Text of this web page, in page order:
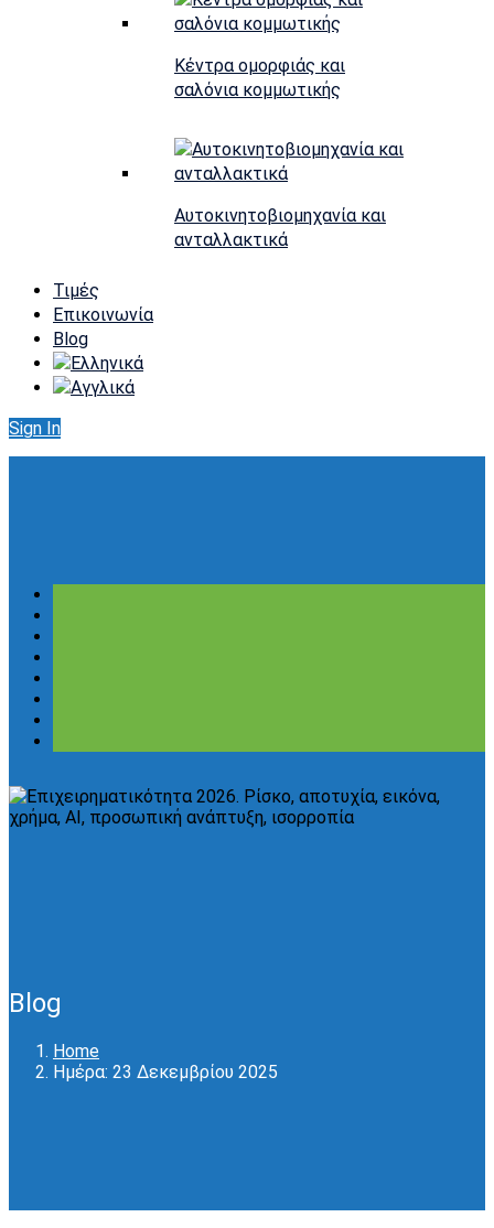
Κέντρα ομορφιάς και
σαλόνια κομμωτικής
Αυτοκινητοβιομηχανία και
ανταλλακτικά
Τιμές
Επικοινωνία
Blog
Sign In
Blog
Home
Ημέρα: 23 Δεκεμβρίου 2025